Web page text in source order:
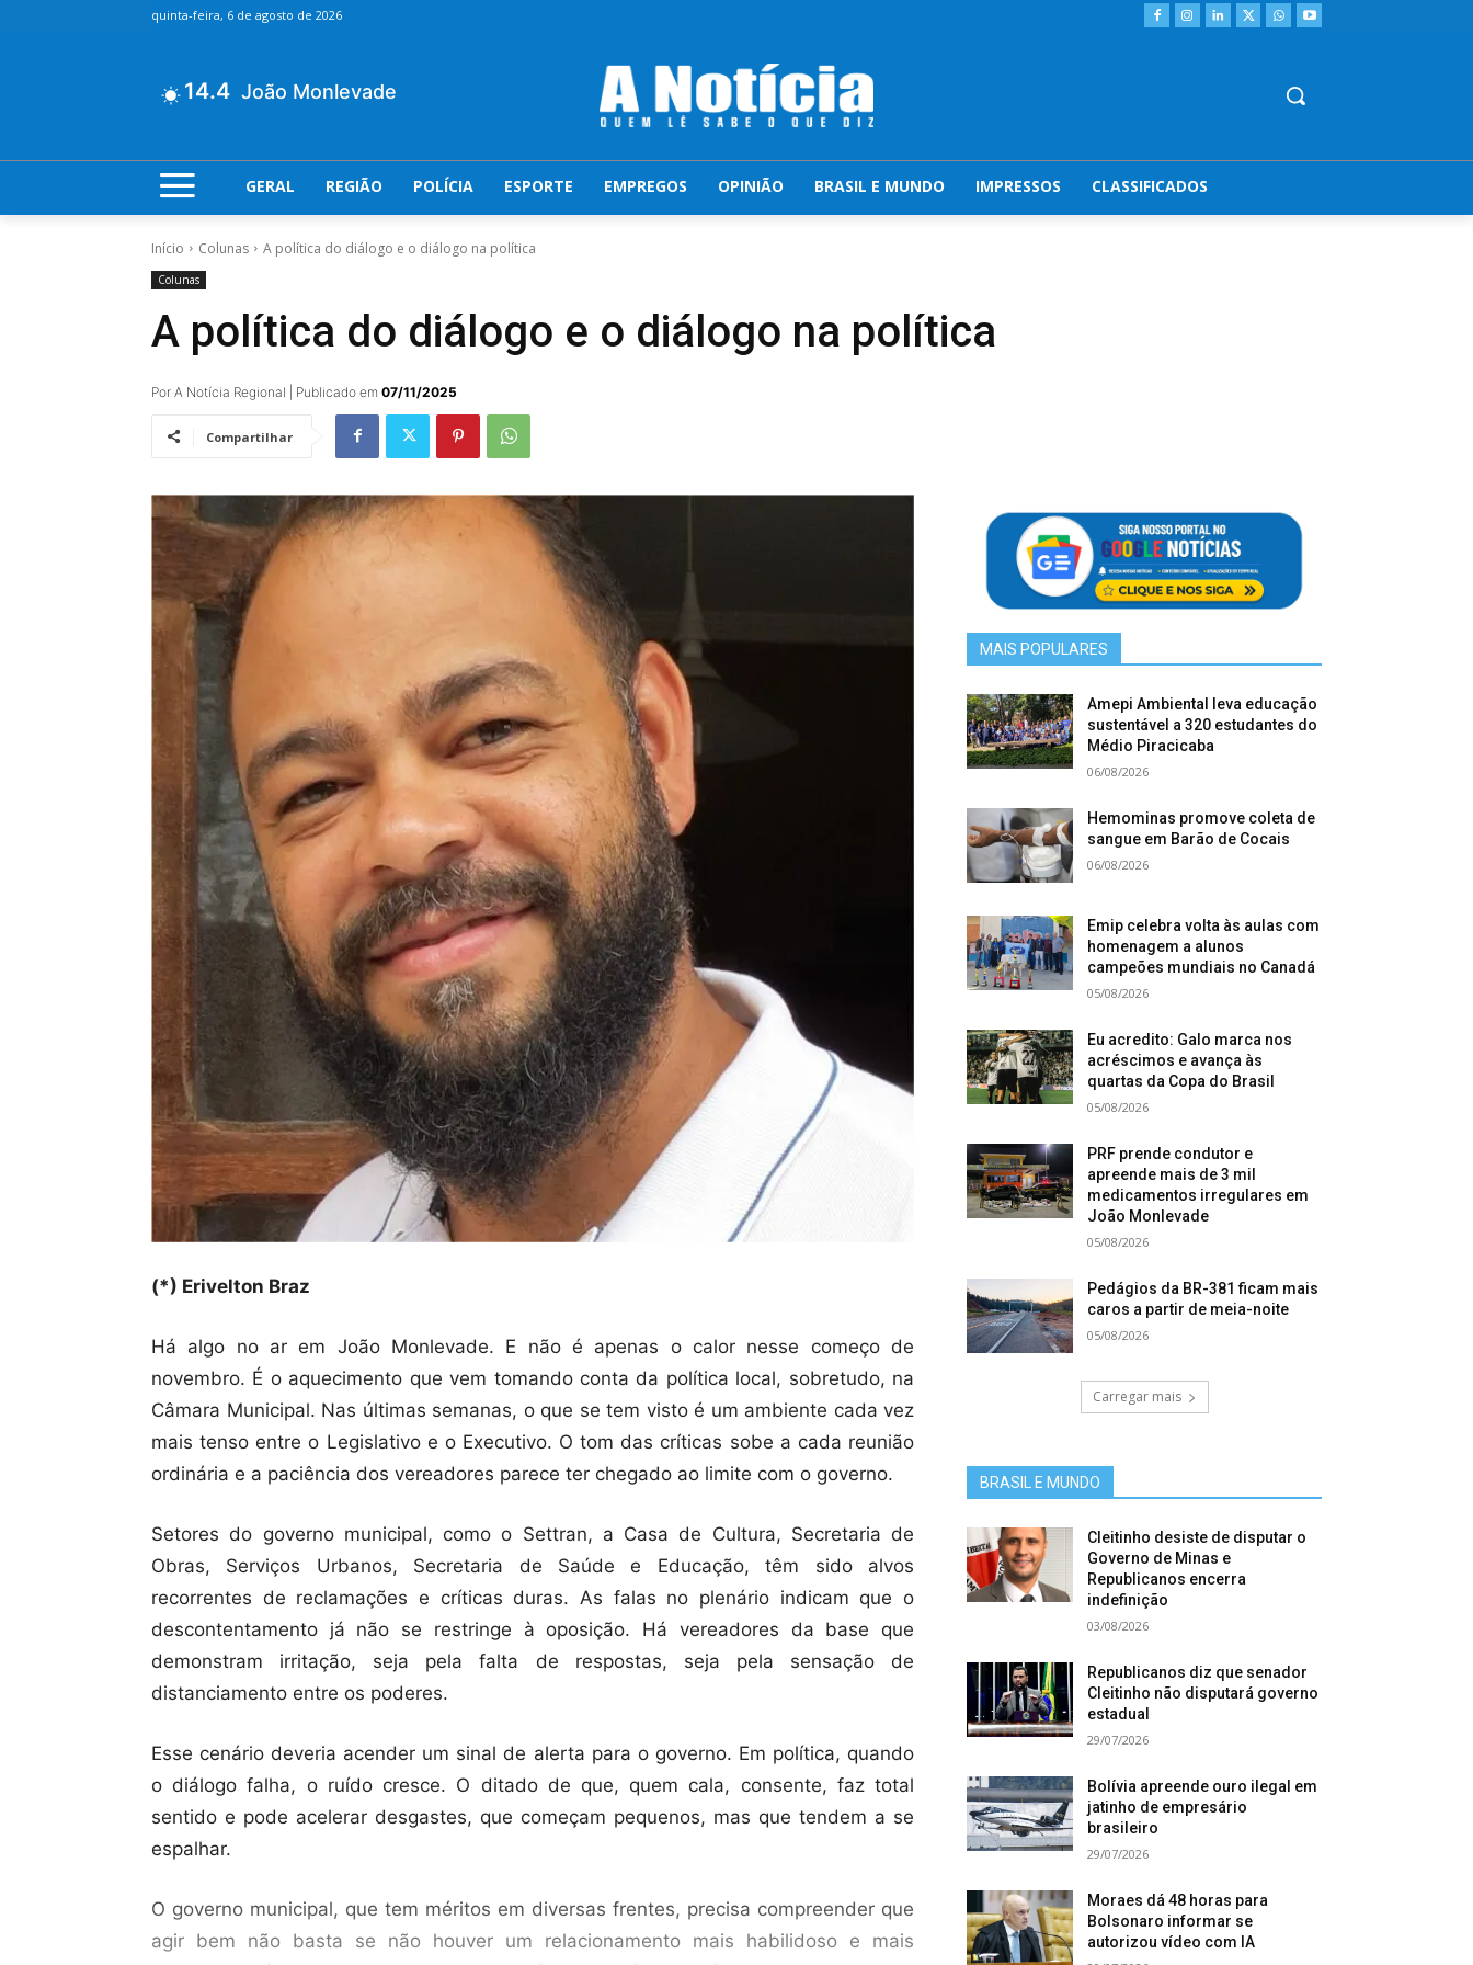
quinta-feira, 6 de agosto de 2026
14.4 João Monlevade
GERAL REGIÃO POLÍCIA ESPORTE EMPREGOS OPINIÃO BRASIL E MUNDO IMPRESSOS CLASSIFICADOS
Início Colunas A política do diálogo e o diálogo na política
Colunas
A política do diálogo e o diálogo na política
Por A Notícia Regional | Publicado em 07/11/2025
Compartilhar
(*) Erivelton Braz
Há algo no ar em João Monlevade. E não é apenas o calor nesse começo de
novembro. É o aquecimento que vem tomando conta da política local, sobretudo, na
Câmara Municipal. Nas últimas semanas, o que se tem visto é um ambiente cada vez
mais tenso entre o Legislativo e o Executivo. O tom das críticas sobe a cada reunião
ordinária e a paciência dos vereadores parece ter chegado ao limite com o governo.
Setores do governo municipal, como o Settran, a Casa de Cultura, Secretaria de
Obras, Serviços Urbanos, Secretaria de Saúde e Educação, têm sido alvos
recorrentes de reclamações e críticas duras. As falas no plenário indicam que o
descontentamento já não se restringe à oposição. Há vereadores da base que
demonstram irritação, seja pela falta de respostas, seja pela sensação de
distanciamento entre os poderes.
Esse cenário deveria acender um sinal de alerta para o governo. Em política, quando
o diálogo falha, o ruído cresce. O ditado de que, quem cala, consente, faz total
sentido e pode acelerar desgastes, que começam pequenos, mas que tendem a se
espalhar.
O governo municipal, que tem méritos em diversas frentes, precisa compreender que
agir bem não basta se não houver um relacionamento mais habilidoso e mais
MAIS POPULARES
Amepi Ambiental leva educação
sustentável a 320 estudantes do
Médio Piracicaba
06/08/2026
Hemominas promove coleta de
sangue em Barão de Cocais
06/08/2026
Emip celebra volta às aulas com
homenagem a alunos
campeões mundiais no Canadá
05/08/2026
Eu acredito: Galo marca nos
acréscimos e avança às
quartas da Copa do Brasil
05/08/2026
PRF prende condutor e
apreende mais de 3 mil
medicamentos irregulares em
João Monlevade
05/08/2026
Pedágios da BR-381 ficam mais
caros a partir de meia-noite
05/08/2026
Carregar mais
BRASIL E MUNDO
Cleitinho desiste de disputar o
Governo de Minas e
Republicanos encerra
indefinição
03/08/2026
Republicanos diz que senador
Cleitinho não disputará governo
estadual
29/07/2026
Bolívia apreende ouro ilegal em
jatinho de empresário
brasileiro
29/07/2026
Moraes dá 48 horas para
Bolsonaro informar se
autorizou vídeo com IA